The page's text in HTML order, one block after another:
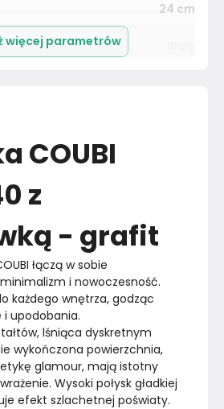
24 cm
Złożony
więcej parametrów
COUBI
z
- grafit
łączą w sobie
i nowoczesność.
każdego wnętrza, godząc
upodobania.
lśniąca dyskretnym
wykończona powierzchnia,
glamour, mają istotny
Wysoki połysk gładkiej
efekt szlachetnej poświaty.